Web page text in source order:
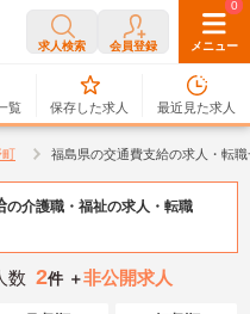
求人検索 会員登録 メニュー
覧
0
保存した求人
0
最近見た求人
町 福島県の交通費支給の求人・転職
の介護職・福祉の求人・転職
数 2件 ＋非公開求人